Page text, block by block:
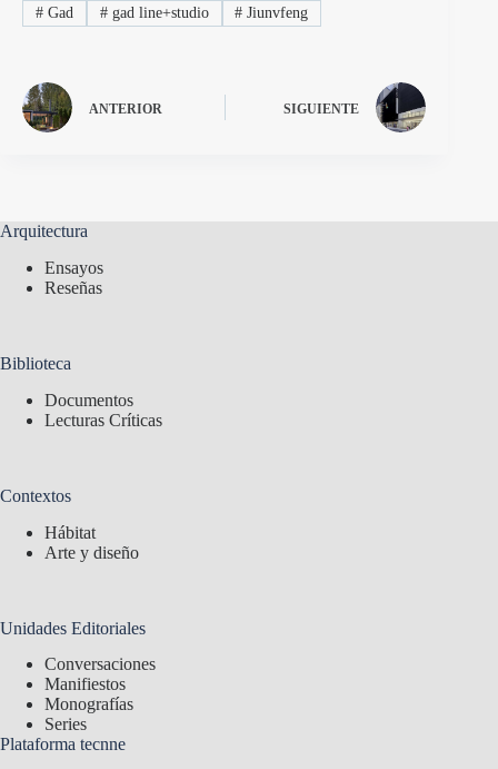
#Gad #gad line+studio # Jiunvfeng
ANTERIOR SIGUIENTE
Arquitectura
Ensayos
Reseñas
Biblioteca
Documentos
Lecturas Críticas
Contextos
Hábitat
Arte y diseño
Unidades Editoriales
Conversaciones
Manifiestos
Monografías
Series
Plataforma tecnne